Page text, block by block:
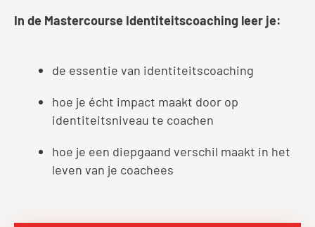
In de Mastercourse Identiteitscoaching leer je:
de essentie van identiteitscoaching
hoe je écht impact maakt door op
identiteitsniveau te coachen
hoe je een diepgaand verschil maakt in het
leven van je coachees